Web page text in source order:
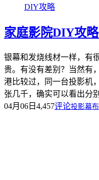
DIY攻略
家庭影院DIY攻
银幕和发烧线材一样，有
贵。有没有差别？当然有
港比较过，同一台投影机
张几千，确实可以看出分
04月06日 4,457评论投影幕布